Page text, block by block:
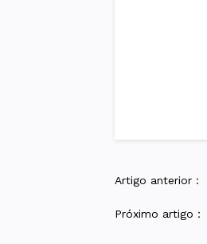
Artigo anterior：
Próximo artigo：